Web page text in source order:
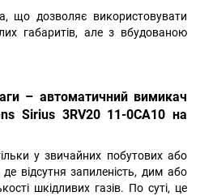
що дозволяє використовувати
габаритів, але з вбудованою
– автоматичний вимикач
Sirius 3RV20 11-0CA10 на
у звичайних побутових або
відсутня запиленість, дим або
шкідливих газів. По суті, це